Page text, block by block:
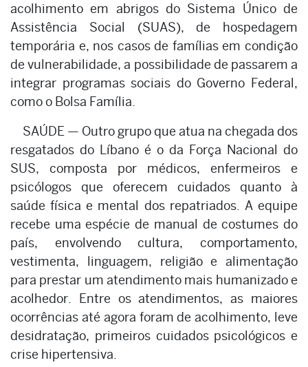
acolhimento em abrigos do Sistema Único de
Assistência Social (SUAS), de hospedagem
temporária e, nos casos de famílias em condição
de vulnerabilidade, a possibilidade de passarem a
integrar programas sociais do Governo Federal,
como o Bolsa Família.
SAÚDE — Outro grupo que atua na chegada dos
resgatados do Líbano é o da Força Nacional do
SUS, composta por médicos, enfermeiros e
psicólogos que oferecem cuidados quanto à
saúde física e mental dos repatriados. A equipe
recebe uma espécie de manual de costumes do
país, envolvendo cultura, comportamento,
vestimenta, linguagem, religião e alimentação
para prestar um atendimento mais humanizado e
acolhedor. Entre os atendimentos, as maiores
ocorrências até agora foram de acolhimento, leve
desidratação, primeiros cuidados psicológicos e
crise hipertensiva.